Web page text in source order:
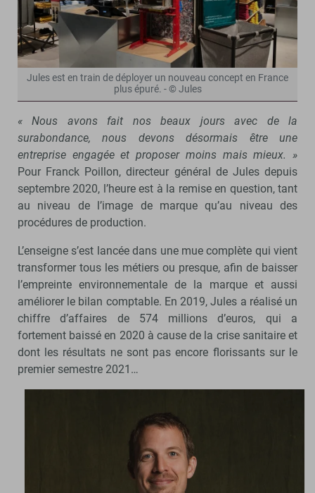
Jules est en train de déployer un nouveau concept en France
plus épuré. - © Jules
« Nous avons fait nos beaux jours avec de la
surabondance, nous devons désormais être une
entreprise engagée et proposer moins mais mieux. »
Pour Franck Poillon, directeur général de Jules depuis
septembre 2020, l’heure est à la remise en question, tant
au niveau de l’image de marque qu’au niveau des
procédures de production.
L’enseigne s’est lancée dans une mue complète qui vient
transformer tous les métiers ou presque, afin de baisser
l’empreinte environnementale de la marque et aussi
améliorer le bilan comptable. En 2019, Jules a réalisé un
chiffre d’affaires de 574 millions d’euros, qui a
fortement baissé en 2020 à cause de la crise sanitaire et
dont les résultats ne sont pas encore florissants sur le
premier semestre 2021…